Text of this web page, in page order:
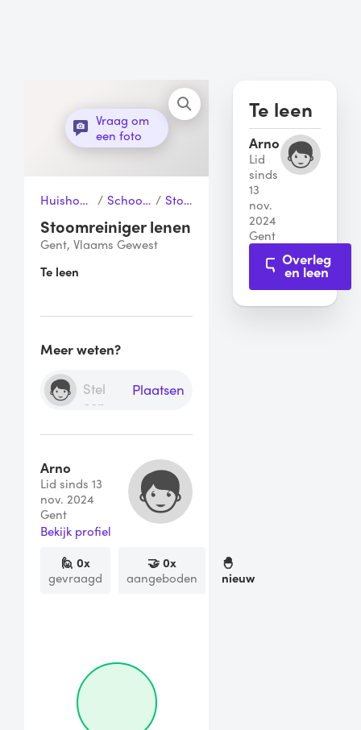
Vraag om
een foto
Huishouden & Schoonmaak / Schoonmaakapparaten / Stoomreiniger
Stoomreiniger lenen
Gent, Vlaams Gewest
Te leen
Meer weten?
Plaatsen
Arno
Lid sinds 13
nov. 2024
Gent
Bekijk profiel
🙋 0x
gevraagd
🤝0x
aangeboden
🐣
nieuw
Te leen
Arno
Lid
sinds
13
nov.
2024
Gent
Overleg
en leen